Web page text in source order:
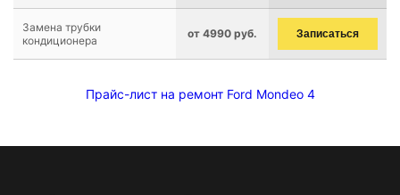
Замена трубки
кондиционера
от 4990 руб. Записаться
Прайс-лист на ремонт Ford Mondeo 4